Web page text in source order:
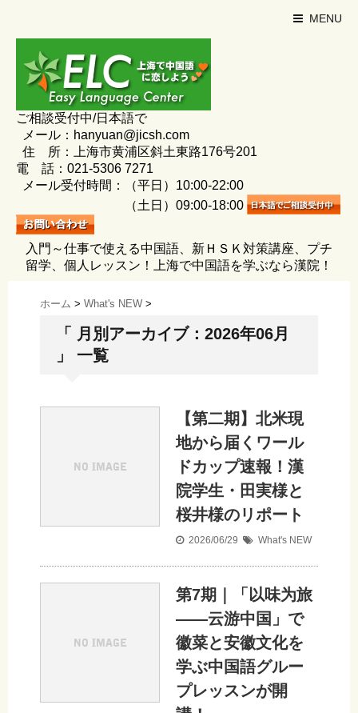
MENU
ご相談受付中/日本語で
メール：hanyuan@jicsh.com
住 所：上海市黄浦区斜土東路176号201
電 話：021-5306 7271
メール受付時間：（平日）10:00-22:00
（土日）09:00-18:00
入門～仕事で使える中国語、新ＨＳＫ対策講座、プチ
留学、個人レッスン！上海で中国語を学ぶなら漢院！
ホーム > What's NEW >
「 月別アーカイブ：2026年06月
」 一覧
【第二期】北米現
地から届くワール
ドカップ速報！漢
院学生・田実様と
桜井様のリポート
2026/06/29 What's NEW
第7期｜「以味为旅
——云游中国」で
徽菜と安徽文化を
学ぶ中国語グルー
プレッスンが開